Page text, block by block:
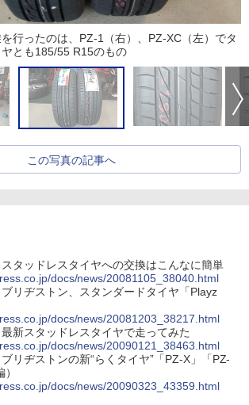
行ったのは、PZ-1（右）、PZ-XC（左）でタ
とも185/55 R15のもの
この写真の記事へ
スタッドレスタイヤへの交換はこんなに簡単
docs/news/20081105_38040.html
ブリヂストン、スタンダードタイヤ「Playz
docs/news/20081203_38217.html
最新スタッドレスタイヤで走ってみた
docs/news/20090121_38463.html
リヂストンの新“らくタイヤ”「PZ-X」「PZ-
docs/news/20090323_43359.html